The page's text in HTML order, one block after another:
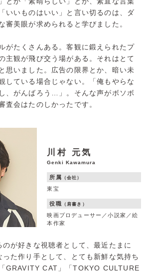
いいものはいい」と言い切るのは、ダ
審美眼が求められると学びました。
がたくさんある。客観に鍛えられたプ
主観が飛び交う場がある。それはとて
思いました。広告の限界とか、暗い未
している場合じゃない。「俺もやらな
、がんばろう…」。そんな声がボソボ
査会はたのしかったです。
川村 元気
Genki Kawamura
所属 （会社）
東宝
役職 （肩書き）
映画プロデューサー／小説家／絵
本作家
が好きな視聴者として、最近たまに
た作り手として、とても新鮮な気持ち
GRAVITY CAT」「TOKYO CULTURE